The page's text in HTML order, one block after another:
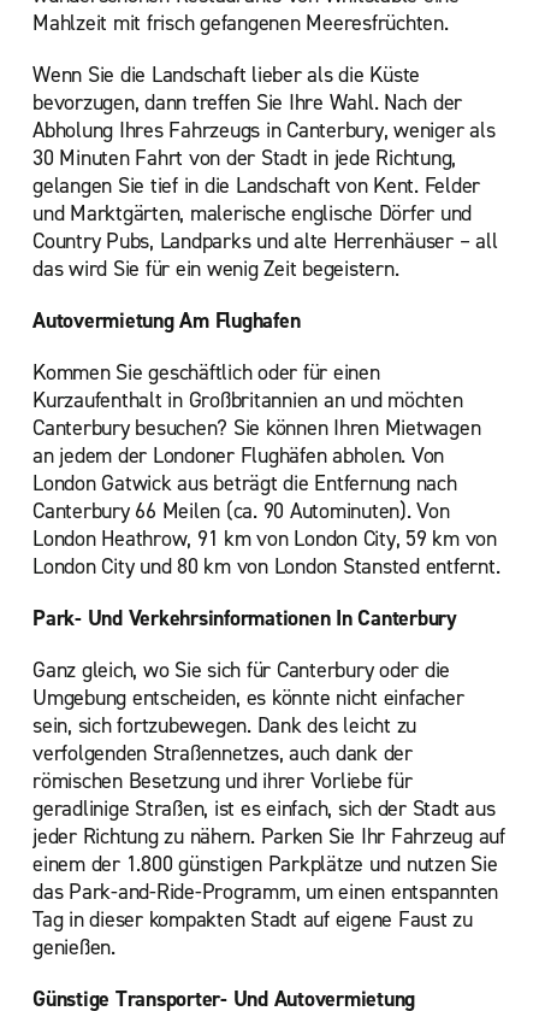
Mahlzeit mit frisch gefangenen Meeresfrüchten.
Wenn Sie die Landschaft lieber als die Küste
bevorzugen, dann treffen Sie Ihre Wahl. Nach der
Abholung Ihres Fahrzeugs in Canterbury, weniger als
30 Minuten Fahrt von der Stadt in jede Richtung,
gelangen Sie tief in die Landschaft von Kent. Felder
und Marktgärten, malerische englische Dörfer und
Country Pubs, Landparks und alte Herrenhäuser – all
das wird Sie für ein wenig Zeit begeistern.
Autovermietung Am Flughafen
Kommen Sie geschäftlich oder für einen
Kurzaufenthalt in Großbritannien an und möchten
Canterbury besuchen? Sie können Ihren Mietwagen
an jedem der Londoner Flughäfen abholen. Von
London Gatwick aus beträgt die Entfernung nach
Canterbury 66 Meilen (ca. 90 Autominuten). Von
London Heathrow, 91 km von London City, 59 km von
London City und 80 km von London Stansted entfernt.
Park- Und Verkehrsinformationen In Canterbury
Ganz gleich, wo Sie sich für Canterbury oder die
Umgebung entscheiden, es könnte nicht einfacher
sein, sich fortzubewegen. Dank des leicht zu
verfolgenden Straßennetzes, auch dank der
römischen Besetzung und ihrer Vorliebe für
geradlinige Straßen, ist es einfach, sich der Stadt aus
jeder Richtung zu nähern. Parken Sie Ihr Fahrzeug auf
einem der 1.800 günstigen Parkplätze und nutzen Sie
das Park-and-Ride-Programm, um einen entspannten
Tag in dieser kompakten Stadt auf eigene Faust zu
genießen.
Günstige Transporter- Und Autovermietung